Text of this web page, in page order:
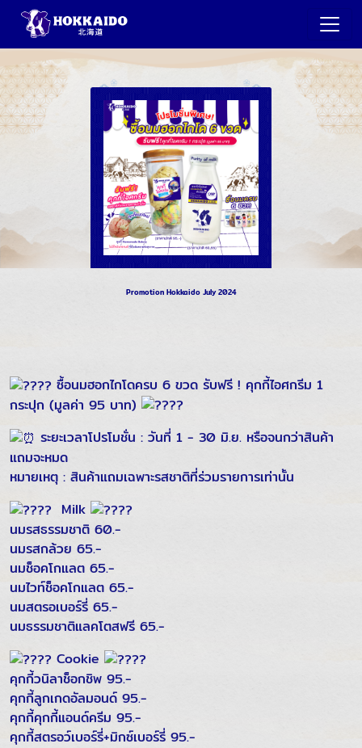
Promotion Hokkaido July 2024
ซื้อนมฮอกไกโดครบ 6 ขวด รับฟรี ! คุกกี้ไอศกรีม 1
กระปุก (มูลค่า 95 บาท)
ระยะเวลาโปรโมชั่น : วันที่ 1 - 30 มิ.ย. หรือจนกว่าสินค้า
แถมจะหมด
หมายเหตุ : สินค้าแถมเฉพาะรสชาติที่ร่วมรายการเท่านั้น
Milk
นมรสธรรมชาติ 60.-
นมรสกล้วย 65.-
นมช็อคโกแลต 65.-
นมไวท์ช็อคโกแลต 65.-
นมสตรอเบอร์รี่ 65.-
นมธรรมชาติแลคโตสฟรี 65.-
Cookie
คุกกี้วนิลาช็อกชิพ 95.-
คุกกี้ลูกเกดอัลมอนด์ 95.-
คุกกี้คุกกี้แอนด์ครีม 95.-
คุกกี้สตรอว์เบอร์รี่+มิกซ์เบอร์รี่ 95.-